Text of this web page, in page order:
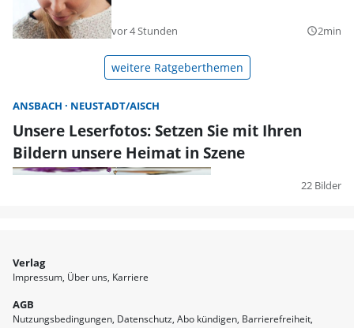
vor 4 Stunden query_builder2min
weitere Ratgeberthemen
ANSBACH NEUSTADT/AISCH
Unsere Leserfotos: Setzen Sie mit Ihren
Bildern unsere Heimat in Szene
22 Bilder
Verlag
Impressum Über uns Karriere
AGB
Nutzungsbedingungen Datenschutz Abo kündigen Barrierefreiheit